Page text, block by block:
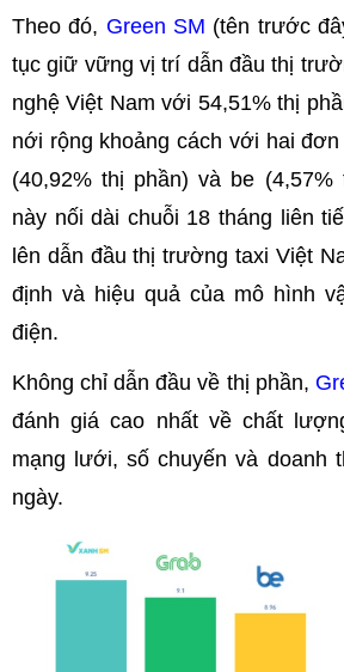
Theo đó, Green SM (tên trước
tục giữ vững vị trí dẫn đầu thị
nghệ Việt Nam với 54,51% thị
nới rộng khoảng cách với hai
(40,92% thị phần) và be (4,57%
này nối dài chuỗi 18 tháng liên
lên dẫn đầu thị trường taxi Việt
định và hiệu quả của mô hình
điện.
Không chỉ dẫn đầu về thị phần,
đánh giá cao nhất về chất
mạng lưới, số chuyến và doanh
ngày.